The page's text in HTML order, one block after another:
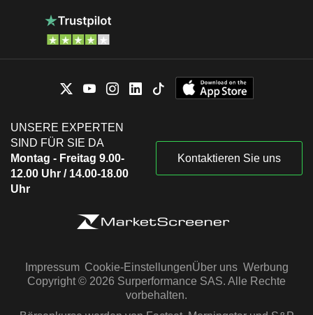
UNSERE EXPERTEN
SIND FÜR SIE DA
Montag - Freitag 9.00-
12.00 Uhr / 14.00-18.00
Uhr
Kontaktieren Sie uns
Impressum Cookie-EinstellungenÜber uns Werbung
Copyright © 2026 Surperformance SAS. Alle Rechte
vorbehalten.